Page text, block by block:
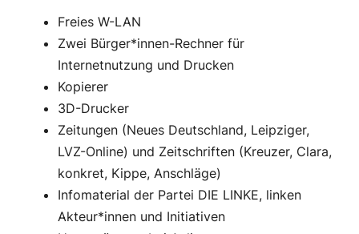
Freies W-LAN
Zwei Bürger*innen-Rechner für
Internetnutzung und Drucken
Kopierer
3D-Drucker
Zeitungen (Neues Deutschland, Leipziger,
LVZ-Online) und Zeitschriften (Kreuzer, Clara,
konkret, Kippe, Anschläge)
Infomaterial der Partei DIE LINKE, linken
Akteur*innen und Initiativen